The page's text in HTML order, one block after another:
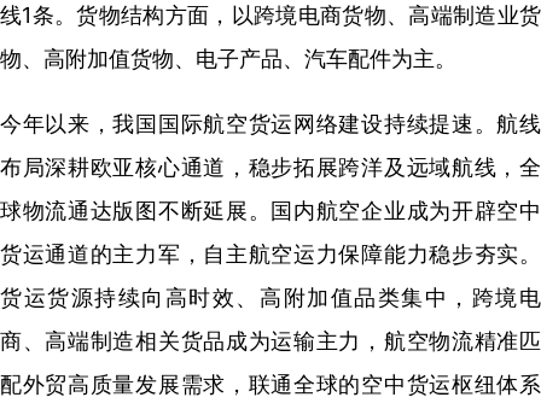
线1条。货物结构方面，以跨境电商货物、高端制造业货
物、高附加值货物、电子产品、汽车配件为主。
今年以来，我国国际航空货运网络建设持续提速。航线
布局深耕欧亚核心通道，稳步拓展跨洋及远域航线，全
球物流通达版图不断延展。国内航空企业成为开辟空中
货运通道的主力军，自主航空运力保障能力稳步夯实。
货运货源持续向高时效、高附加值品类集中，跨境电
商、高端制造相关货品成为运输主力，航空物流精准匹
配外贸高质量发展需求，联通全球的空中货运枢纽体系